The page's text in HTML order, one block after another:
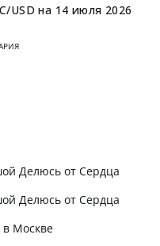
USD на 14 июля 2026
Делюсь от Сердца
Делюсь от Сердца
в Москве